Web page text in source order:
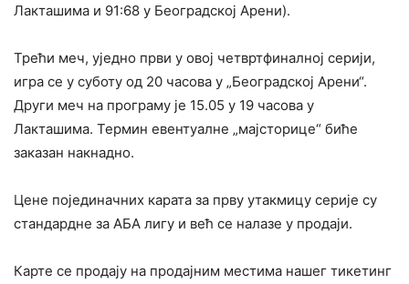
Лакташима и 91:68 у Београдској Арени).
Трећи меч, уједно први у овој четвртфиналној серији,
игра се у суботу од 20 часова у „Београдској Арени“.
Други меч на програму је 15.05 у 19 часова у
Лакташима. Термин евентуалне „мајсторице“ биће
заказан накнадно.
Цене појединачних карата за прву утакмицу серије су
стандардне за АБА лигу и већ се налазе у продаји.
Карте се продају на продајним местима нашег тикетинг